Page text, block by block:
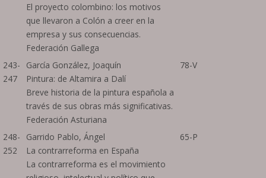
El proyecto colombino: los motivos
que llevaron a Colón a creer en la
empresa y sus consecuencias.
Federación Gallega
243-
247
García González, Joaquín
Pintura: de Altamira a Dalí
Breve historia de la pintura española a
través de sus obras más significativas.
Federación Asturiana
78-V
248-
252
Garrido Pablo, Ángel
La contrarreforma en España
La contrarreforma es el movimiento
65-P